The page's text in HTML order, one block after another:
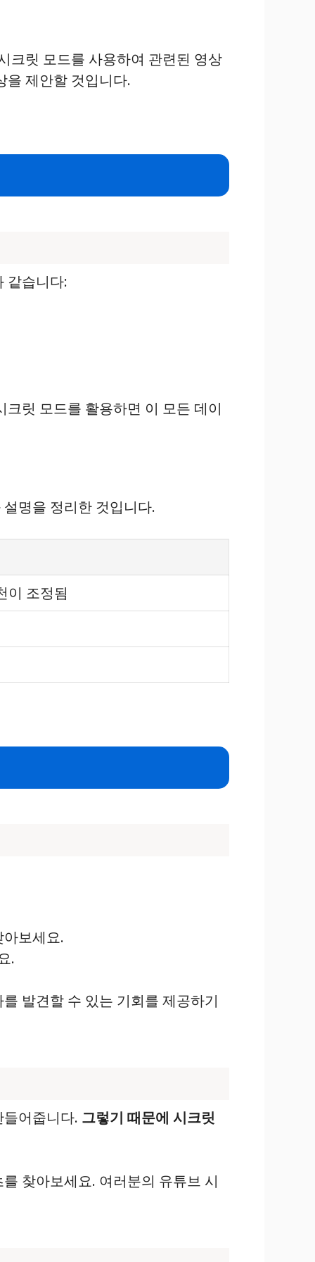
크릿 모드를 사용하여 관련된 영상
을 제안할 것입니다.
같습니다:
릿 모드를 활용하면 이 모든 데이
명을 정리한 것입니다.
이 조정됨
보세요.
.
발견할 수 있는 기회를 제공하기
어줍니다. 그렇기 때문에 시크릿
찾아보세요. 여러분의 유튜브 시